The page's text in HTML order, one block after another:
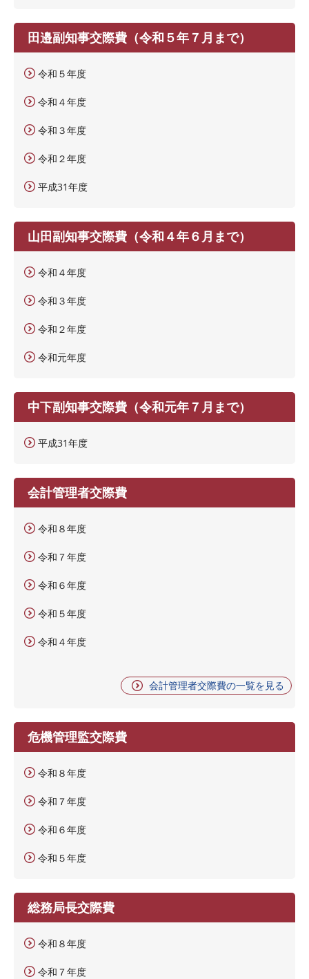
田邉副知事交際費（令和５年７月まで）
令和５年度
令和４年度
令和３年度
令和２年度
平成31年度
山田副知事交際費（令和４年６月まで）
令和４年度
令和３年度
令和２年度
令和元年度
中下副知事交際費（令和元年７月まで）
平成31年度
会計管理者交際費
令和８年度
令和７年度
令和６年度
令和５年度
令和４年度
会計管理者交際費の一覧を見る
危機管理監交際費
令和８年度
令和７年度
令和６年度
令和５年度
総務局長交際費
令和８年度
令和７年度